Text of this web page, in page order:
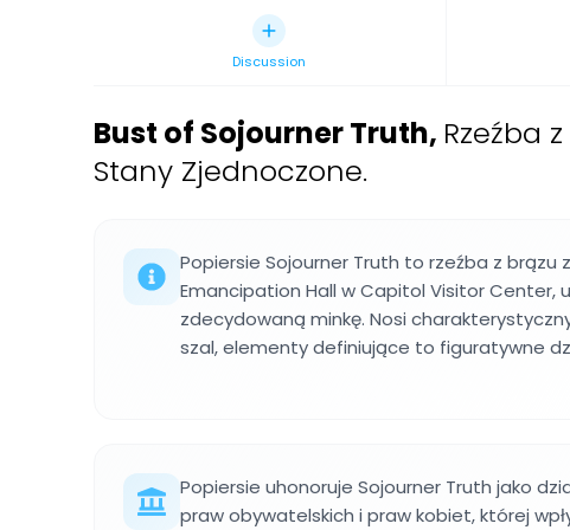
Discussion
Bust of Sojourner Truth, Rzeźba
Stany Zjednoczone.
Popiersie Sojourner Truth to rzeźba z brązu
Emancipation Hall w Capitol Visitor Center,
zdecydowaną minkę. Nosi
szal, elementy definiujące to figuratywne
Popiersie uhonoruje Sojourner Truth jako
praw obywatelskich i praw kobiet, której